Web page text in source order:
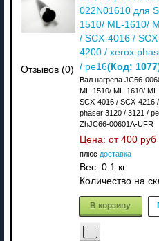
Отзывов (0)
022N01610 для
1510/ ML-1610/
/ SCX-4016 /
4200 / xerox
/ pe16(Код: 1077
Вал нагрева JC66-
ML-1510/ ML-1610/
SCX-4016 / SCX-4216
phaser 3120 / 3121 /
ZhJC66-00601A-UFR
Цена: от 400 руб
плюс доставка
Вес: 0.1 кг.
Количество на
В корзину